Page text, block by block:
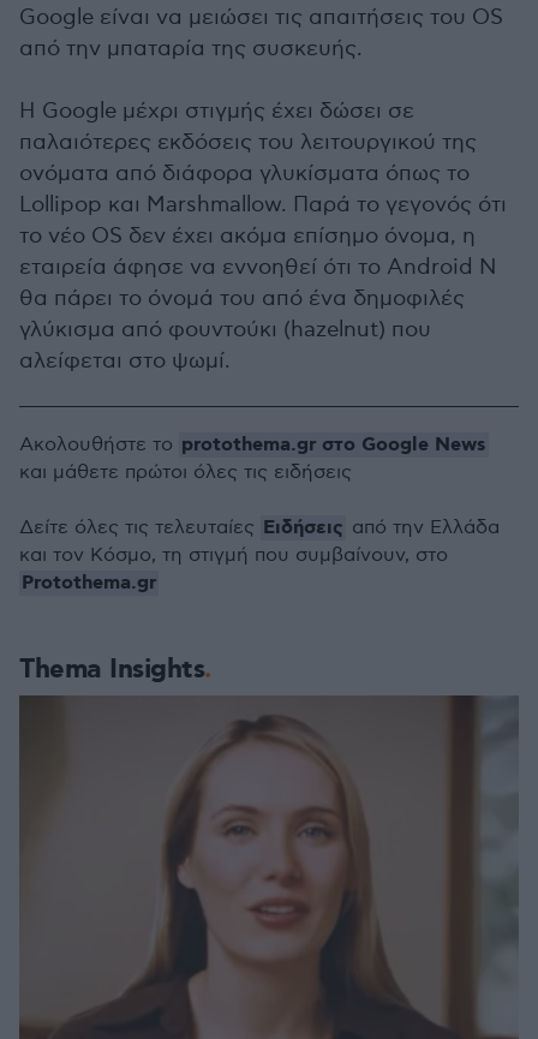
Google είναι να μειώσει τις απαιτήσεις του OS
από την μπαταρία της συσκευής.
Η Google μέχρι στιγμής έχει δώσει σε
παλαιότερες εκδόσεις του λειτουργικού της
ονόματα από διάφορα γλυκίσματα όπως το
Lollipop και Marshmallow. Παρά το γεγονός ότι
το νέο OS δεν έχει ακόμα επίσημο όνομα, η
εταιρεία άφησε να εννοηθεί ότι το Android N
θα πάρει το όνομά του από ένα δημοφιλές
γλύκισμα από φουντούκι (hazelnut) που
αλείφεται στο ψωμί.
Thema Insights
Ακολουθήστε το protothema.gr στο Google News
και μάθετε πρώτοι όλες τις ειδήσεις
Δείτε όλες τις τελευταίες Ειδήσεις από την Ελλάδα
και τον Κόσμο, τη στιγμή που συμβαίνουν, στο
Protothema.gr